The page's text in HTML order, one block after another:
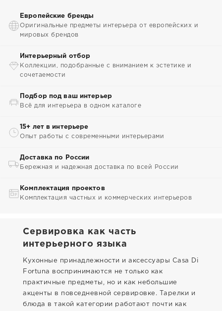
Европейские бренды
Оригинальные предметы интерьера от европейских и
мировых брендов
Интерьерный отбор
Коллекции, подобранные с вниманием к эстетике и
сочетаемости
Подбор под ваш интерьер
Всё для интерьера в одном каталоге
15+ лет в интерьере
Опыт работы с современными интерьерами
Доставка по России
Бережная и надежная доставка по всей России
Комплектация проектов
Комплектация частных и коммерческих интерьеров
Сервировка как часть
интерьерного языка
Кухонные принадлежности и аксессуары Casa Di
Fortuna воспринимаются не только как
практичные предметы, но и как небольшие
акценты в повседневной сервировке. Тарелки и
блюда в такой категории работают почти как